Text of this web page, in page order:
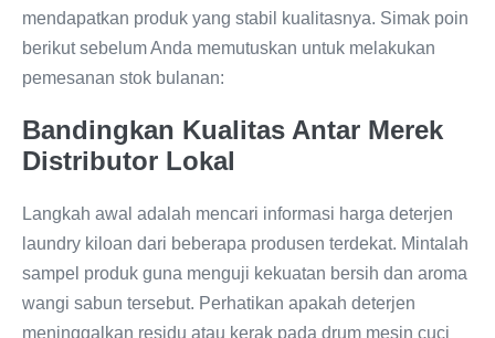
mendapatkan produk yang stabil kualitasnya. Simak poin
berikut sebelum Anda memutuskan untuk melakukan
pemesanan stok bulanan:
Bandingkan Kualitas Antar Merek
Distributor Lokal
Langkah awal adalah mencari informasi harga deterjen
laundry kiloan dari beberapa produsen terdekat. Mintalah
sampel produk guna menguji kekuatan bersih dan aroma
wangi sabun tersebut. Perhatikan apakah deterjen
meninggalkan residu atau kerak pada drum mesin cuci